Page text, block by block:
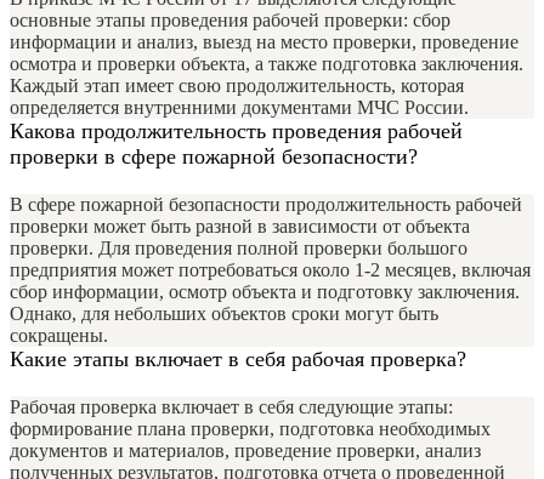
основные этапы проведения рабочей проверки: сбор
информации и анализ, выезд на место проверки, проведение
осмотра и проверки объекта, а также подготовка заключения.
Каждый этап имеет свою продолжительность, которая
определяется внутренними документами МЧС России.
Какова продолжительность проведения рабочей
проверки в сфере пожарной безопасности?
В сфере пожарной безопасности продолжительность рабочей
проверки может быть разной в зависимости от объекта
проверки. Для проведения полной проверки большого
предприятия может потребоваться около 1-2 месяцев, включая
сбор информации, осмотр объекта и подготовку заключения.
Однако, для небольших объектов сроки могут быть
сокращены.
Какие этапы включает в себя рабочая проверка?
Рабочая проверка включает в себя следующие этапы:
формирование плана проверки, подготовка необходимых
документов и материалов, проведение проверки, анализ
полученных результатов, подготовка отчета о проведенной